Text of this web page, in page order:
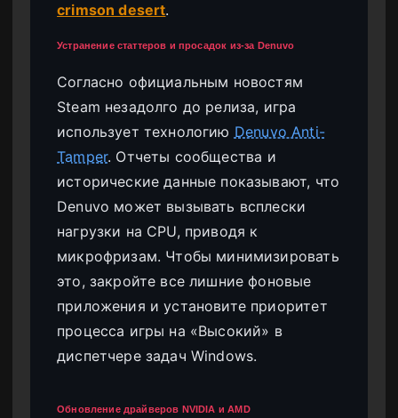
crimson desert.
Устранение статтеров и просадок из-за Denuvo
Согласно официальным новостям
Steam незадолго до релиза, игра
использует технологию Denuvo Anti-
Tamper. Отчеты сообщества и
исторические данные показывают, что
Denuvo может вызывать всплески
нагрузки на CPU, приводя к
микрофризам. Чтобы минимизировать
это, закройте все лишние фоновые
приложения и установите приоритет
процесса игры на «Высокий» в
диспетчере задач Windows.
Обновление драйверов NVIDIA и AMD